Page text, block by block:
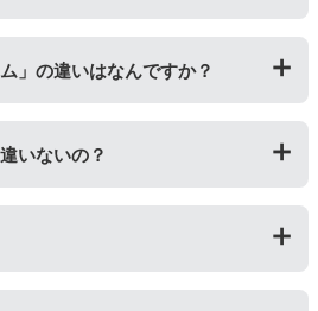
代を節約することができます。
丁寧に製造しているため、比較的
品です。
品を模して製造された大量生産さ
めやすい価格になっております。
」の違いはなんですか？
。「ドラム(感光体ユニット)」は
めのもので、トナーカートリッジ
ります。
ぞれ印字できる枚数が異なってい
った場合は、必ず分離してから新
いないの？
り多く印刷が可能なエコッテオリ
】もございます。